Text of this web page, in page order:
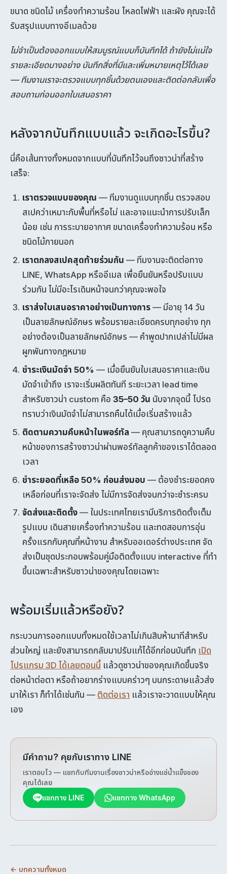
ขนาด ชนิดไม้ เครื่องทำความร้อน โหลดไฟฟ้า และผัง คุณจะได้
รับสรุปแบบทางอีเมลด้วย
ไม่จำเป็นต้องออกแบบให้สมบูรณ์แบบก็บันทึกได้ ถ้ายังไม่แน่ใจ
รายละเอียดบางอย่าง บันทึกสิ่งที่มีและเพิ่มหมายเหตุไว้ได้เลย
— ทีมงานเราจะตรวจแบบทุกชิ้นด้วยตนเองและติดต่อกลับเพื่อ
สอบถามก่อนออกใบเสนอราคา
หลังจากบันทึกแบบแล้ว จะเกิดอะไรขึ้น?
นี่คือเส้นทางทั้งหมดจากแบบที่บันทึกไว้จนถึงซาวน่าที่สร้าง
เสร็จ:
เราตรวจแบบของคุณ — ทีมงานดูแบบทุกชิ้น ตรวจสอบ
สเปคว่าเหมาะกับพื้นที่หรือไม่ และอาจแนะนำการปรับเล็ก
น้อย เช่น การระบายอากาศ ขนาดเครื่องทำความร้อน หรือ
ชนิดไม้ภายนอก
เราตกลงสเปคสุดท้ายร่วมกัน — ทีมงานจะติดต่อทาง
LINE, WhatsApp หรืออีเมล เพื่อยืนยันหรือปรับแบบ
ร่วมกัน ไม่มีอะไรเดินหน้าจนกว่าคุณจะพอใจ
เราส่งใบเสนอราคาอย่างเป็นทางการ— มีอายุ 14 วัน
เป็นลายลักษณ์อักษร พร้อมรายละเอียดครบทุกอย่าง ทุก
อย่างต้องเป็นลายลักษณ์อักษร — คำพูดปากเปล่าไม่มีผล
ผูกพันทางกฎหมาย
ชำระเงินมัดจำ 50% — เมื่อยืนยันใบเสนอราคาและเงิน
มัดจำเข้าถึง เราจะเริ่มผลิตทันที ระยะเวลา lead time
สำหรับซาวน่า custom คือ 35–50 วัน นับจากจุดนี้ โปรด
ทราบว่าเงินมัดจำไม่สามารถคืนได้เมื่อเริ่มสร้างแล้ว
ติดตามความคืบหน้าในพอร์ทัล — คุณสามารถดูความคืบ
หน้าของการสร้างซาวน่าผ่านพอร์ทัลลูกค้าของเราได้ตลอด
เวลา
ชำระยอดที่เหลือ 50% ก่อนส่งมอบ — ต้องชำระยอดคง
เหลือก่อนที่เราจะจัดส่ง ไม่มีการจัดส่งจนกว่าจะชำระครบ
จัดส่งและติดตั้ง— ในประเทศไทยเรามีบริการติดตั้งเต็ม
รูปแบบ เดินสายเครื่องทำความร้อน และทดสอบการอุ่น
ครั้งแรกกับคุณที่หน้างาน สำหรับออเดอร์ต่างประเทศ จัด
ส่งเป็นชุดประกอบพร้อมคู่มือติดตั้งแบบ interactive ที่ทำ
ขึ้นเฉพาะสำหรับซาวน่าของคุณโดยเฉพาะ
พร้อมเริ่มแล้วหรือยัง?
กระบวนการออกแบบทั้งหมดใช้เวลาไม่เกินสิบห้านาทีสำหรับ
ส่วนใหญ่ และยังสามารถกลับมาปรับแก้ได้อีกก่อนบันทึก เปิด
โปรแกรม 3D ได้เลยตอนนี้ แล้วดูซาวน่าของคุณเกิดขึ้นจริง
ต่อหน้าต่อตา หรือถ้าอยากร่างแบบคร่าวๆ บนกระดาษแล้วส่ง
มาให้เรา ก็ทำได้เช่นกัน — ติดต่อเรา แล้วเราจะวาดแบบให้คุณ
เอง
มีคำถาม? คุยกับเราทาง LINE
เราตอบไว — แชทกับทีมงานเรื่องซาวน่าหรืออ่างแช่น้ำแข็งของ
คุณได้เลย
แชททาง LINE
แชททาง WhatsApp
← บทความทั้งหมด